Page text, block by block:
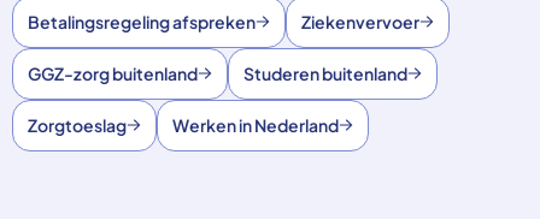
Betalingsregeling afspreken Ziekenvervoer
GGZ-zorg buitenland Studeren buitenland
Zorgtoeslag Werken in Nederland